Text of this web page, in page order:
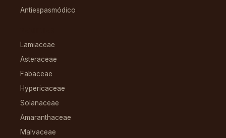
Antiespasmódico
Lamiaceae
Asteraceae
Fabaceae
Hypericaceae
Solanaceae
Amaranthaceae
Malvaceae